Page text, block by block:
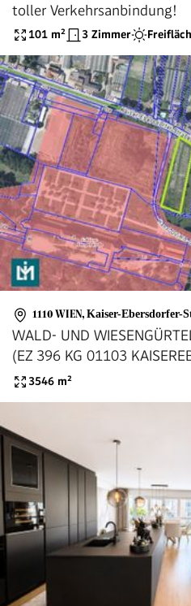
toller Verkehrsanbindung!
101 m² 3 Zimmer
1110 WIEN, Kaiser-Ebersdorfer-
WALD- UND
(EZ 396 KG 01103
GST.-NR. 1196)
3546 m²